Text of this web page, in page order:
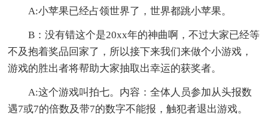
A:小苹果已经占领世界了，世界都跳小苹果。
B：没有错这个是20xx年的神曲啊，不过大家已经等
不及抱着奖品回家了，所以接下来我们来做个小游戏，
游戏的胜出者将帮助大家抽取出幸运的获奖者。
A:这个游戏叫拍七。内容：全体人员参加从头报数
遇7或7的倍数及带7的数字不能报，触犯者退出游戏。